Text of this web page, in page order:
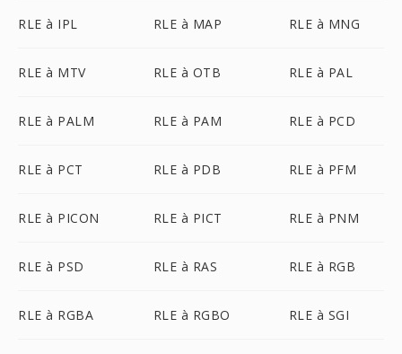
RLE à IPL RLE à MAP RLE à MNG
RLE à MTV RLE à OTB RLE à PAL
RLE à PALM RLE à PAM RLE à PCD
RLE à PCT RLE à PDB RLE à PFM
RLE à PICON RLE à PICT RLE à PNM
RLE à PSD RLE à RAS RLE à RGB
RLE à RGBA RLE à RGBO RLE à SGI